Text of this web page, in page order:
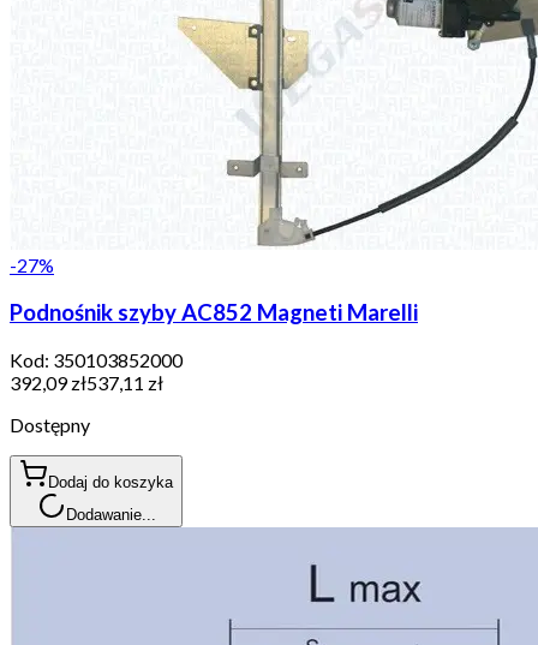
-27%
Podnośnik szyby AC852 Magneti Marelli
Kod: 350103852000
392,09 zł537,11 zł
Dostępny
Dodaj do koszyka
Dodawanie...